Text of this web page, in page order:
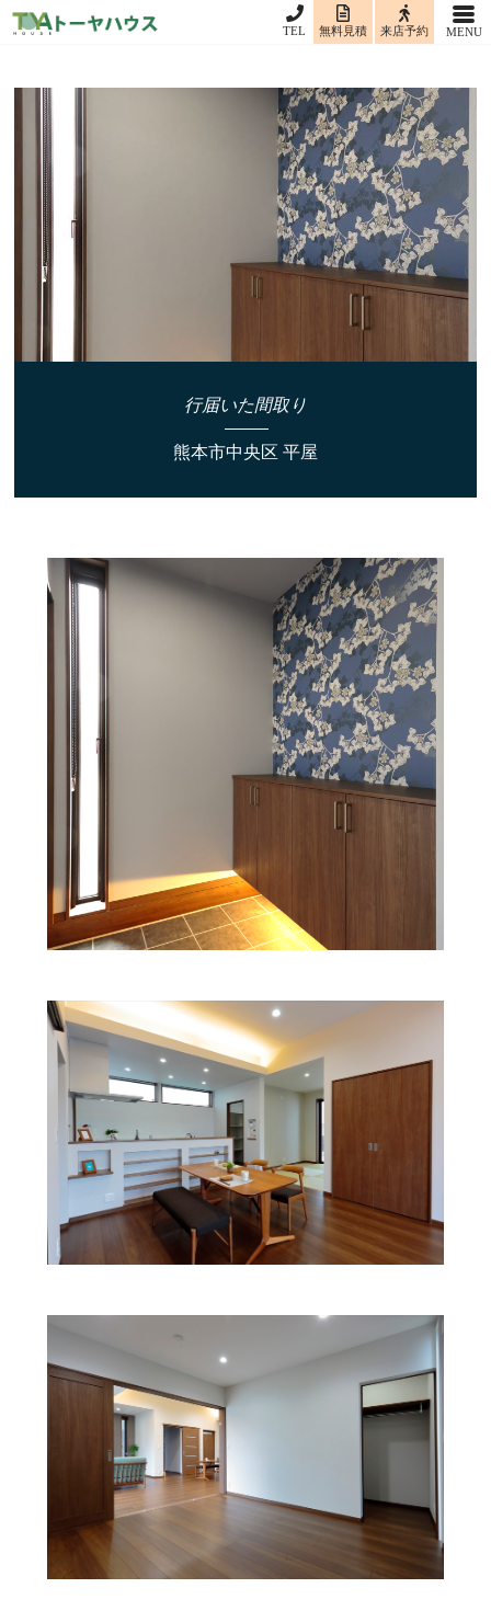
TEL 無料見積 来店予約
行届いた間取り
熊本市中央区 平屋